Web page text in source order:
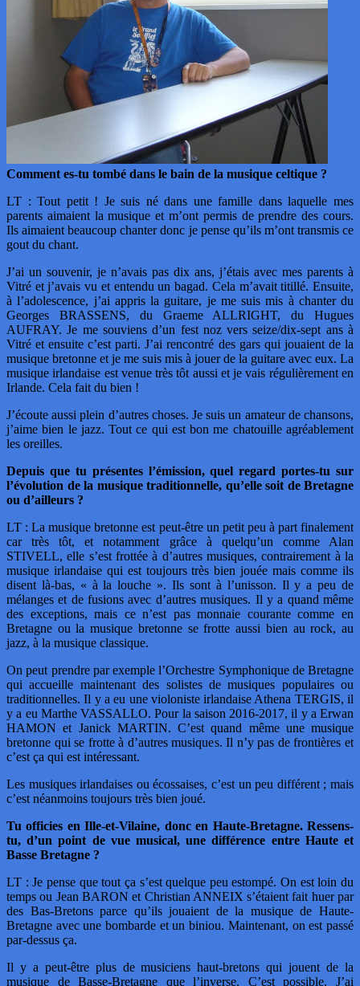
Comment es-tu tombé dans le bain de la musique celtique ?
LT : Tout petit ! Je suis né dans une famille dans laquelle mes
parents aimaient la musique et m’ont permis de prendre des cours.
Ils aimaient beaucoup chanter donc je pense qu’ils m’ont transmis ce
gout du chant.
J’ai un souvenir, je n’avais pas dix ans, j’étais avec mes parents à
Vitré et j’avais vu et entendu un bagad. Cela m’avait titillé. Ensuite,
à l’adolescence, j’ai appris la guitare, je me suis mis à chanter du
Georges BRASSENS, du Graeme ALLRIGHT, du Hugues
AUFRAY. Je me souviens d’un fest noz vers seize/dix-sept ans à
Vitré et ensuite c’est parti. J’ai rencontré des gars qui jouaient de la
musique bretonne et je me suis mis à jouer de la guitare avec eux. La
musique irlandaise est venue très tôt aussi et je vais régulièrement en
Irlande. Cela fait du bien !
J’écoute aussi plein d’autres choses. Je suis un amateur de chansons,
j’aime bien le jazz. Tout ce qui est bon me chatouille agréablement
les oreilles.
Depuis que tu présentes l’émission, quel regard portes-tu sur
l’évolution de la musique traditionnelle, qu’elle soit de Bretagne
ou d’ailleurs ?
LT : La musique bretonne est peut-être un petit peu à part finalement
car très tôt, et notamment grâce à quelqu’un comme Alan
STIVELL, elle s’est frottée à d’autres musiques, contrairement à la
musique irlandaise qui est toujours très bien jouée mais comme ils
disent là-bas, « à la louche ». Ils sont à l’unisson. Il y a peu de
mélanges et de fusions avec d’autres musiques. Il y a quand même
des exceptions, mais ce n’est pas monnaie courante comme en
Bretagne ou la musique bretonne se frotte aussi bien au rock, au
jazz, à la musique classique.
On peut prendre par exemple l’Orchestre Symphonique de Bretagne
qui accueille maintenant des solistes de musiques populaires ou
traditionnelles. Il y a eu une violoniste irlandaise Athena TERGIS, il
y a eu Marthe VASSALLO. Pour la saison 2016-2017, il y a Erwan
HAMON et Janick MARTIN. C’est quand même une musique
bretonne qui se frotte à d’autres musiques. Il n’y pas de frontières et
c’est ça qui est intéressant.
Les musiques irlandaises ou écossaises, c’est un peu différent ; mais
c’est néanmoins toujours très bien joué.
Tu officies en Ille-et-Vilaine, donc en Haute-Bretagne. Ressens-
tu, d’un point de vue musical, une différence entre Haute et
Basse Bretagne ?
LT : Je pense que tout ça s’est quelque peu estompé. On est loin du
temps ou Jean BARON et Christian ANNEIX s’étaient fait huer par
des Bas-Bretons parce qu’ils jouaient de la musique de Haute-
Bretagne avec une bombarde et un biniou. Maintenant, on est passé
par-dessus ça.
Il y a peut-être plus de musiciens haut-bretons qui jouent de la
musique de Basse-Bretagne que l’inverse. C’est possible. J’ai